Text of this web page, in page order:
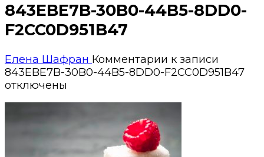
843EBE7B-30B0-44B5-8DD0-
F2CC0D951B47
Елена Шафран Комментарии к записи
843EBE7B-30B0-44B5-8DD0-F2CC0D951B47
отключены